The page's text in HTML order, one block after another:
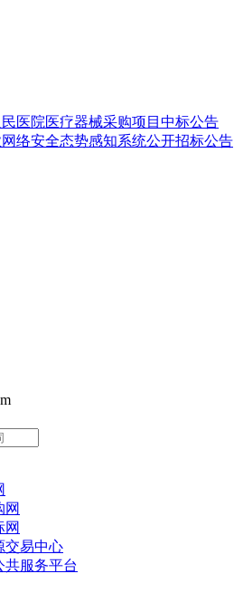
医院医疗器械采购项目中标公告
络安全态势感知系统公开招标公告